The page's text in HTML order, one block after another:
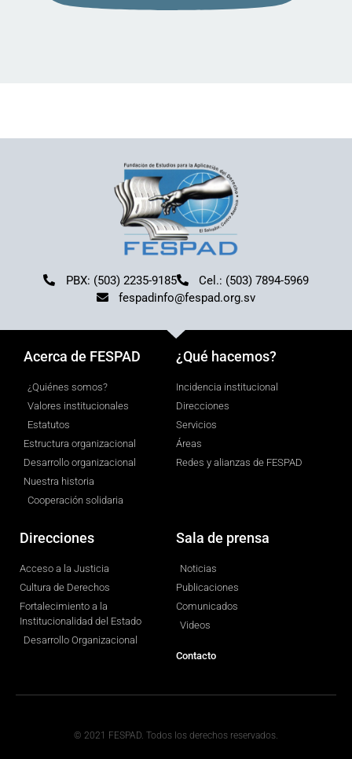
PBX: (503) 2235-9185
Cel.: (503) 7894-5969
fespadinfo@fespad.org.sv
Acerca de FESPAD
¿Quiénes somos?
Valores institucionales
Estatutos
Estructura organizacional
Desarrollo organizacional
Nuestra historia
Cooperación solidaria
¿Qué hacemos?
Incidencia institucional
Direcciones
Servicios
Áreas
Redes y alianzas de FESPAD
Direcciones
Acceso a la Justicia
Cultura de Derechos
Fortalecimiento a la
Institucionalidad del Estado
Desarrollo Organizacional
Sala de prensa
Noticias
Publicaciones
Comunicados
Videos
Contacto
© 2021 FESPAD. Todos los derechos reservados.